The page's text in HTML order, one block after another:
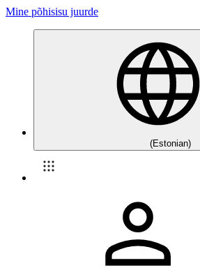
Mine põhisisu juurde
(Estonian)